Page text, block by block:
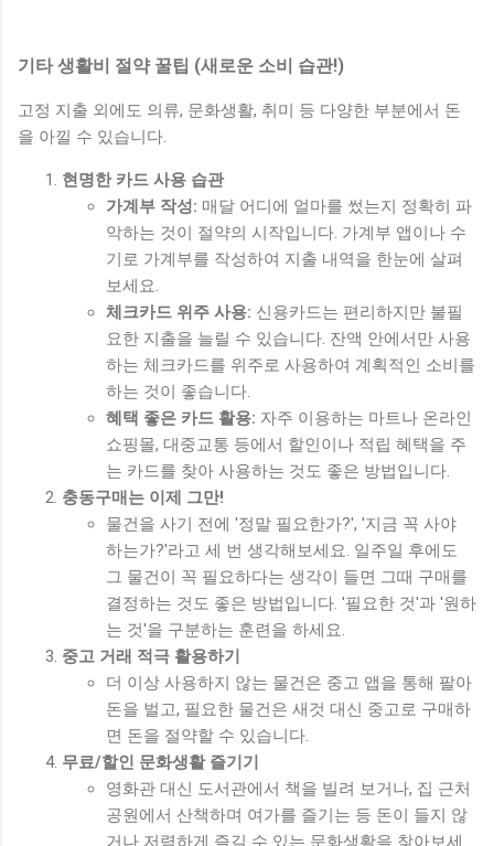
기타 생활비 절약 꿀팁 (새로운 소비 습관!)
고정 지출 외에도 의류, 문화생활, 취미 등 다양한 부분에서 돈
을 아낄 수 있습니다.
현명한 카드 사용 습관
가계부 작성: 매달 어디에 얼마를 썼는지 정확히 파
악하는 것이 절약의 시작입니다. 가계부 앱이나 수
기로 가계부를 작성하여 지출 내역을 한눈에 살펴
보세요.
체크카드 위주 사용: 신용카드는 편리하지만 불필
요한 지출을 늘릴 수 있습니다. 잔액 안에서만 사용
하는 체크카드를 위주로 사용하여 계획적인 소비를
하는 것이 좋습니다.
혜택 좋은 카드 활용: 자주 이용하는 마트나 온라인
쇼핑몰, 대중교통 등에서 할인이나 적립 혜택을 주
는 카드를 찾아 사용하는 것도 좋은 방법입니다.
충동구매는 이제 그만!
물건을 사기 전에 '정말 필요한가?', '지금 꼭 사야
하는가?'라고 세 번 생각해보세요. 일주일 후에도
그 물건이 꼭 필요하다는 생각이 들면 그때 구매를
결정하는 것도 좋은 방법입니다. '필요한 것'과 '원하
는 것'을 구분하는 훈련을 하세요.
중고 거래 적극 활용하기
더 이상 사용하지 않는 물건은 중고 앱을 통해 팔아
돈을 벌고, 필요한 물건은 새것 대신 중고로 구매하
면 돈을 절약할 수 있습니다.
무료/할인 문화생활 즐기기
영화관 대신 도서관에서 책을 빌려 보거나, 집 근처
공원에서 산책하며 여가를 즐기는 등 돈이 들지 않
거나 저렴하게 즐길 수 있는 문화생활을 찾아보세